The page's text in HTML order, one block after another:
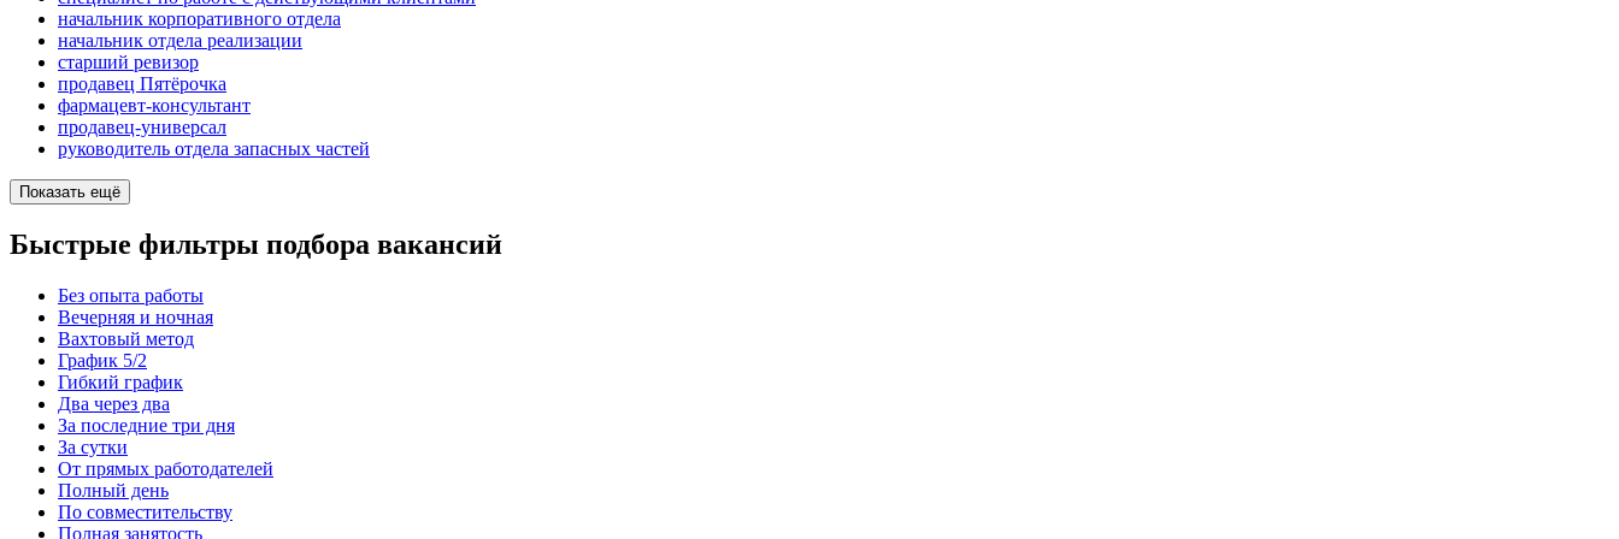
начальник корпоративного отдела
начальник отдела реализации
старший ревизор
продавец Пятёрочка
фармацевт-консультант
продавец-универсал
руководитель отдела запасных частей
Показать ещё
Быстрые фильтры подбора вакансий
Без опыта работы
Вечерняя и ночная
Вахтовый метод
График 5/2
Гибкий график
Два через два
За последние три дня
За сутки
От прямых работодателей
Полный день
По совместительству
Полная занятость